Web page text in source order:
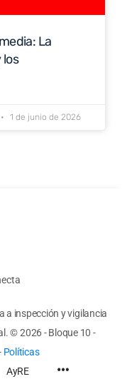
La
los
1 de junio de 2026
a inspección y vigilancia
© 2026 - Bloque 10 -
Políticas
AyRE